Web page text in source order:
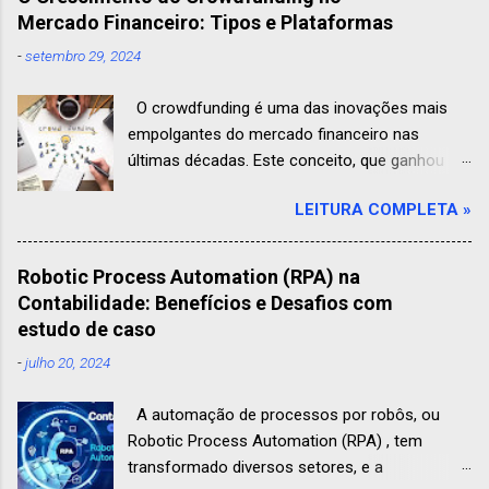
Mercado Financeiro: Tipos e Plataformas
-setembro 29, 2024
O crowdfunding é uma das inovações mais
empolgantes do mercado financeiro nas
últimas décadas. Este conceito, que ganhou
plataformas digitais , revolucionou a maneira
como projetos e ideias são financiados. Mas o
que exatamente é crowdfunding? Como ele
funciona? E quais são os diferentes tipos e
você gosta de consumir informações de forma
prática e dinâmica, disponibilizamos o artigo
em formato de áudio! Clique no player abaixo e
LEITURA COMPLETA »
Robotic Process Automation (RPA) na
Contabilidade: Benefícios e Desafios com
estudo de caso
-julho 20, 2024
A automação de processos por robôs, ou
Robotic Process Automation (RPA) , tem
transformado diversos setores, e a